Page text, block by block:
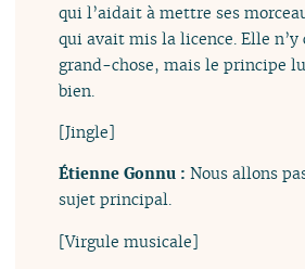
qui l’aidait à mettre ses
qui avait mis la licence. Elle
grand-chose, mais le principe
bien.
[Jingle]
Étienne Gonnu :Nous allons
sujet principal.
[Virgule musicale]